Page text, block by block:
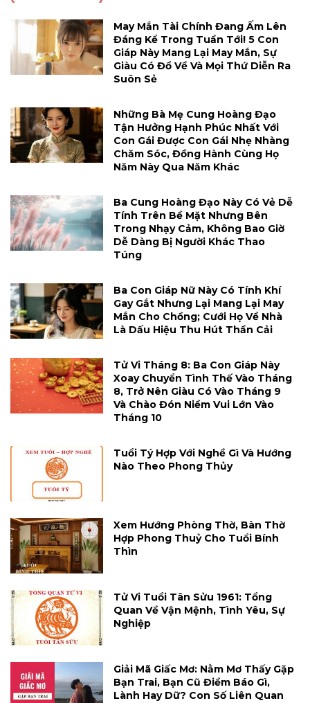
May Mắn Tài Chính Đang Ấm Lên
Đáng Kể Trong Tuần Tới! 5 Con
Giáp Này Mang Lại May Mắn, Sự
Giàu Có Đổ Về Và Mọi Thứ Diễn Ra
Suôn Sẻ
Những Bà Mẹ Cung Hoàng Đạo
Tận Hưởng Hạnh Phúc Nhất Với
Con Gái Được Con Gái Nhẹ Nhàng
Chăm Sóc, Đồng Hành Cùng Họ
Năm Này Qua Năm Khác
Ba Cung Hoàng Đạo Này Có Vẻ Dễ
Tính Trên Bề Mặt Nhưng Bên
Trong Nhạy Cảm, Không Bao Giờ
Dễ Dàng Bị Người Khác Thao
Túng
Ba Con Giáp Nữ Này Có Tính Khí
Gay Gắt Nhưng Lại Mang Lại May
Mắn Cho Chồng; Cưới Họ Về Nhà
Là Dấu Hiệu Thu Hút Thần Cải
Tử Vi Tháng 8: Ba Con Giáp Này
Xoay Chuyển Tình Thế Vào Tháng
8, Trở Nên Giàu Có Vào Tháng 9
Và Chào Đón Niềm Vui Lớn Vào
Tháng 10
Tuổi Tý Hợp Với Nghề Gì Và Hướng
Nào Theo Phong Thủy
Xem Hướng Phòng Thờ, Bàn Thờ
Hợp Phong Thuỷ Cho Tuổi Bính
Thìn
Tử Vi Tuổi Tân Sửu 1961: Tổng
Quan Về Vận Mệnh, Tình Yêu, Sự
Nghiệp
Giải Mã Giấc Mơ: Nằm Mơ Thấy Gặp
Bạn Trai, Bạn Cũ Điềm Báo Gì,
Lành Hay Dữ? Con Số Liên Quan